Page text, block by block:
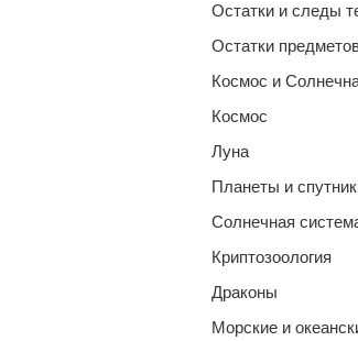
Остатки и следы
Остатки
Космос и
Космос
Луна
Планеты и
Солнечная
Криптозоология
Драконы
Морские и